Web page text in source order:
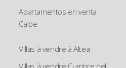
Apartamentos en venta
Calpe
Villas à vendre à Altea
Villas à vendre Cumbre del